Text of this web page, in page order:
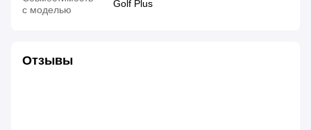
с моделью
Golf Plus
Отзывы